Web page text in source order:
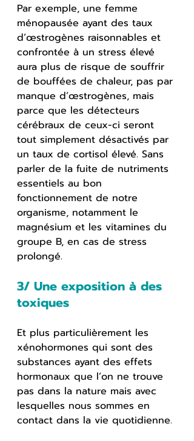
Par exemple, une femme
ménopausée ayant des taux
d’œstrogènes raisonnables et
confrontée à un stress élevé
aura plus de risque de souffrir
de bouffées de chaleur, pas par
manque d’œstrogènes, mais
parce que les détecteurs
cérébraux de ceux-ci seront
tout simplement désactivés par
un taux de cortisol élevé. Sans
parler de la fuite de nutriments
essentiels au bon
fonctionnement de notre
organisme, notamment le
magnésium et les vitamines du
groupe B, en cas de stress
prolongé.
3/ Une exposition à des
toxiques
Et plus particulièrement les
xénohormones qui sont des
substances ayant des effets
hormonaux que l’on ne trouve
pas dans la nature mais avec
lesquelles nous sommes en
contact dans la vie quotidienne.